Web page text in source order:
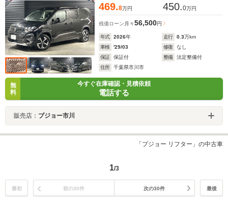
469.8万円 450.0万円
残価ローン 月々56,500円
年式 2026年 走行 0.3万km
車検
'29/03 修復
なし
保証
保証付 整備
法定整備付
住所
千葉県市川市
無
料
今すぐ在庫確認・見積依頼
電話する
販売店： プジョー市川
「プジョー リフター」の中古車
1/3
最初 前の30件 次の30件 最後